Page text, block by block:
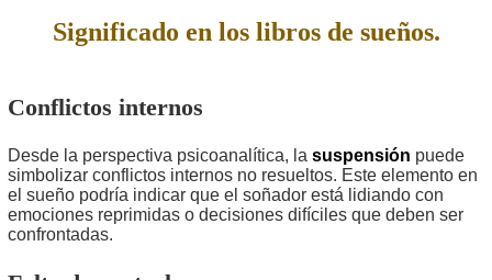
Significado en los libros de sueños.
Conflictos internos
Desde la perspectiva psicoanalítica, la suspensión puede
simbolizar conflictos internos no resueltos. Este elemento en
el sueño podría indicar que el soñador está lidiando con
emociones reprimidas o decisiones difíciles que deben ser
confrontadas.